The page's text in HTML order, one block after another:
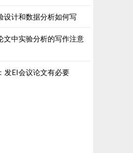
设计和数据分析如何写
文中实验分析的写作注意
发EI会议论文有必要